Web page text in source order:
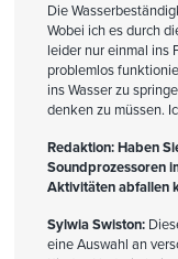
Die
Wobei ich es durch
leider nur einmal ins
problemlos
ins Wasser zu
denken zu müssen.
Redaktion: Haben
Soundprozessoren
Aktivitäten abfallen
Sylwia Swiston:
eine Auswahl an